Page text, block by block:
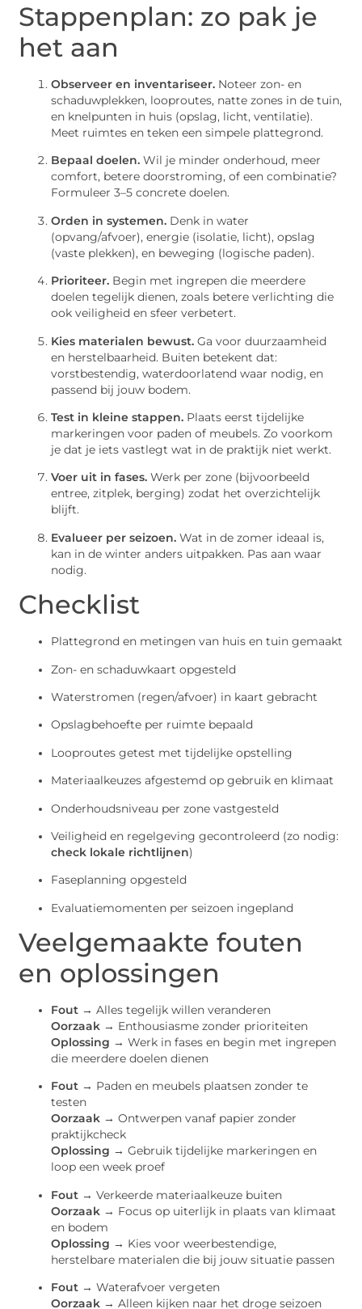
Stappenplan: zo pak je
het aan
Observeer en inventariseer. Noteer zon- en
schaduwplekken, looproutes, natte zones in de tuin,
en knelpunten in huis (opslag, licht, ventilatie).
Meet ruimtes en teken een simpele plattegrond.
Bepaal doelen. Wil je minder onderhoud, meer
comfort, betere doorstroming, of een combinatie?
Formuleer 3–5 concrete doelen.
Orden in systemen. Denk in water
(opvang/afvoer), energie (isolatie, licht), opslag
(vaste plekken), en beweging (logische paden).
Prioriteer. Begin met ingrepen die meerdere
doelen tegelijk dienen, zoals betere verlichting die
ook veiligheid en sfeer verbetert.
Kies materialen bewust. Ga voor duurzaamheid
en herstelbaarheid. Buiten betekent dat:
vorstbestendig, waterdoorlatend waar nodig, en
passend bij jouw bodem.
Test in kleine stappen. Plaats eerst tijdelijke
markeringen voor paden of meubels. Zo voorkom
je dat je iets vastlegt wat in de praktijk niet werkt.
Voer uit in fases. Werk per zone (bijvoorbeeld
entree, zitplek, berging) zodat het overzichtelijk
blijft.
Evalueer per seizoen. Wat in de zomer ideaal is,
kan in de winter anders uitpakken. Pas aan waar
nodig.
Checklist
Plattegrond en metingen van huis en tuin gemaakt
Zon- en schaduwkaart opgesteld
Waterstromen (regen/afvoer) in kaart gebracht
Opslagbehoefte per ruimte bepaald
Looproutes getest met tijdelijke opstelling
Materiaalkeuzes afgestemd op gebruik en klimaat
Onderhoudsniveau per zone vastgesteld
Veiligheid en regelgeving gecontroleerd (zo nodig:
check lokale richtlijnen)
Faseplanning opgesteld
Evaluatiemomenten per seizoen ingepland
Veelgemaakte fouten
en oplossingen
Fout → Alles tegelijk willen veranderen
Oorzaak → Enthousiasme zonder prioriteiten
Oplossing → Werk in fases en begin met ingrepen
die meerdere doelen dienen
Fout → Paden en meubels plaatsen zonder te
testen
Oorzaak → Ontwerpen vanaf papier zonder
praktijkcheck
Oplossing → Gebruik tijdelijke markeringen en
loop een week proef
Fout → Verkeerde materiaalkeuze buiten
Oorzaak → Focus op uiterlijk in plaats van klimaat
en bodem
Oplossing → Kies voor weerbestendige,
herstelbare materialen die bij jouw situatie passen
Fout → Waterafvoer vergeten
Oorzaak → Alleen kijken naar het droge seizoen